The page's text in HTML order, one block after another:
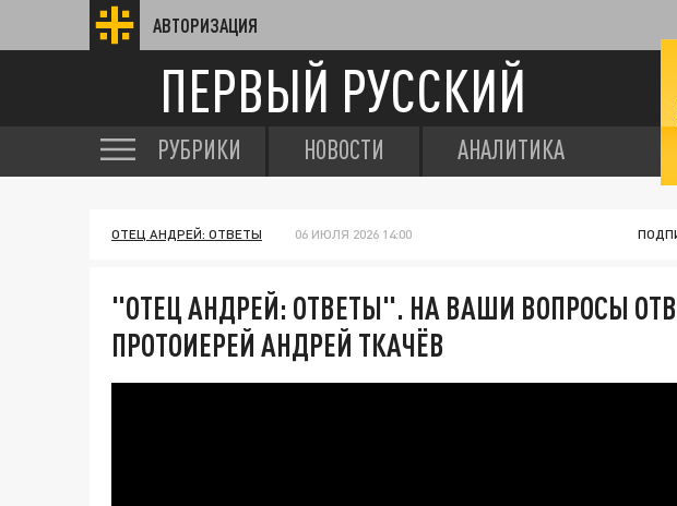
АВТОРИЗАЦИЯ
ПЕРВЫЙ РУССКИЙ
РУБРИКИ НОВОСТИ АНАЛИТИКА
ОТЕЦ АНДРЕЙ: ОТВЕТЫ 06 ИЮЛЯ 2026 14:00
"ОТЕЦ АНДРЕЙ: ОТВЕТЫ". НА ВАШИ ВОПРОСЫ
ПРОТОИЕРЕЙ АНДРЕЙ ТКАЧЁВ